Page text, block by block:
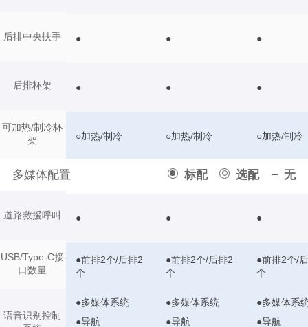
后排中央扶手
后排杯架
可加热/制冷杯
架
多媒体配置 标配 选配 无
道路救援呼叫
USB/Type-C接
口数量
语音识别控制
● ● ●
● ● ●
○加热/制冷 ○加热/制冷 ○加热/制冷
● ● ●
●前排2个/后排2
个
●前排2个/后排2
个
●前排2个/
个
●多媒体系统
●导航
●多媒体系统
●导航
●多媒体系
●导航